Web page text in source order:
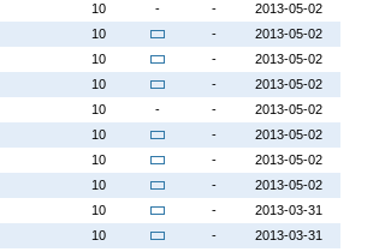
10 - -
2013-05-02
10 -
2013-05-02
10 -
2013-05-02
10 -
2013-05-02
10 - -
2013-05-02
10 -
2013-05-02
10 -
2013-05-02
10 -
2013-05-02
10 -
2013-03-31
10 -
2013-03-31